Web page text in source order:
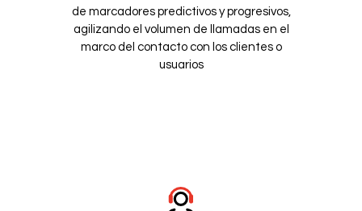
de marcadores predictivos y progresivos,
agilizando el volumen de llamadas en el
marco del contacto con los clientes o
usuarios